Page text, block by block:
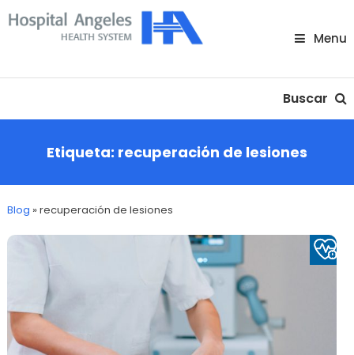
Skip
To
Menu
Buscar
Etiqueta: recuperación de lesiones
Blog »recuperación de lesiones